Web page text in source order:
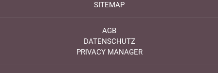
SITEMAP
AGB
DATENSCHUTZ
PRIVACY MANAGER